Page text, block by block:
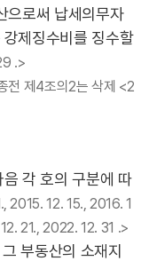
으로써 납세의무자
제징수비를 징수할
.>
전 제4조의2는 삭제 <2
각 호의 구분에 따
2015. 12. 15., 2016. 1
21., 2022. 12. 31 .>
부동산의 소재지